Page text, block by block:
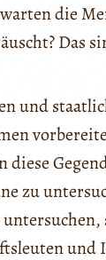
die
Das
und
diese
zu
und